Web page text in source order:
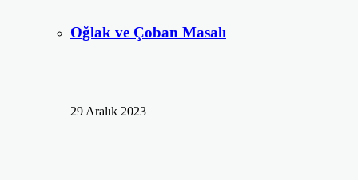
Oğlak ve Çoban Masalı
29 Aralık 2023